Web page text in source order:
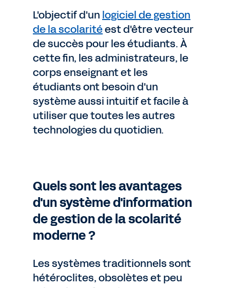
L'objectif d'un logiciel de gestion
de la scolaritéest d'être vecteur
de succès pour les étudiants. À
cette fin, les administrateurs, le
corps enseignant et les
étudiants ont besoin d'un
système aussi intuitif et facile à
utiliser que toutes les autres
technologies du quotidien.
Quels sont les avantages
d'un système d'information
de gestion de la scolarité
moderne ?
Les systèmes traditionnels sont
hétéroclites, obsolètes et peu